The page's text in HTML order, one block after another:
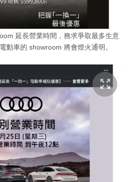
延長營業時間，務求爭取最多生意
動車的 showroom 將會燈火通明。